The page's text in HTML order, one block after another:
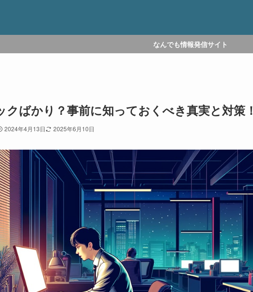
なんでも情報発信サイト
クばかり？事前に知っておくべき真実と対策！
2024年4月13日 2025年6月10日